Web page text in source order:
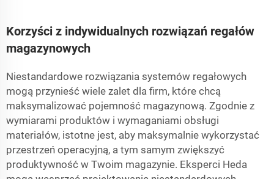
Korzyści z indywidualnych rozwiązań regałów
magazynowych
Niestandardowe rozwiązania systemów regałowych
mogą przynieść wiele zalet dla firm, które chcą
maksymalizować pojemność magazynową. Zgodnie z
wymiarami produktów i wymaganiami obsługi
materiałów, istotne jest, aby maksymalnie wykorzystać
przestrzeń operacyjną, a tym samym zwiększyć
produktywność w Twoim magazynie. Eksperci Heda